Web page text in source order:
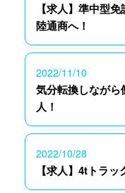
【求人】準中型
陸通商へ！
2022/11/10
気分転換しなが
人！
2022/10/28
【求人】4tトラ